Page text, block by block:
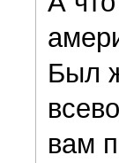
Был
вам